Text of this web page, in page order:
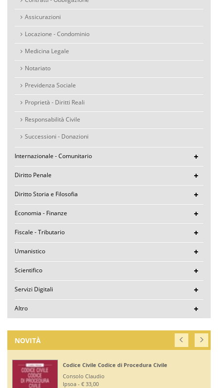
Assicurazioni
Locazione - Condominio
Medicina Legale
Notariato
Previdenza Sociale
Proprietà - Diritti Reali
Responsabilità Civile
Successioni - Donazioni
Internazionale - Comunitario
Diritto Penale
Diritto Storia e Filosofia
Economia - Finanze
Fiscale - Tributario
Umanistico
Scientifico
Servizi Digitali
Altro
NOVITÀ
Codice Civile Codice di Procedura Civile
Consolo Claudio
Ipsoa - € 33,00